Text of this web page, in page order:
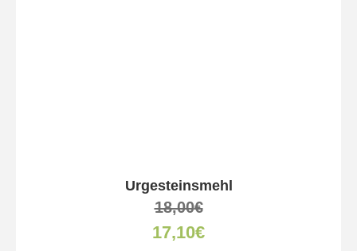
Urgesteinsmehl
18,00€
17,10€